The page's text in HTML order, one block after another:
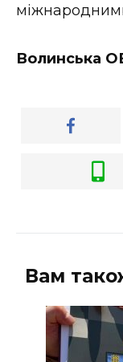
Волинська
Вам